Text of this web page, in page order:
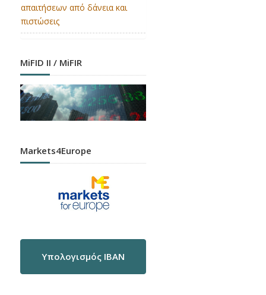
απαιτήσεων από δάνεια και
πιστώσεις
MiFID II / MiFIR
Markets4Europe
Υπολογισμός IBAN